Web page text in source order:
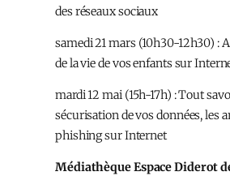
des réseaux sociaux
samedi 21 mars (10h30-12h30) :
de la vie de vos enfants sur
mardi 12 mai (15h-17h) : Tout
sécurisation de vos données, les
phishing sur Internet
Médiathèque Espace Diderot